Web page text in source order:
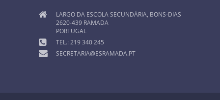
LARGO DA ESCOLA SECUNDÁRIA, BONS-DIAS
2620-439 RAMADA
PORTUGAL
TEL.: 219 340 245
SECRETARIA@ESRAMADA.PT